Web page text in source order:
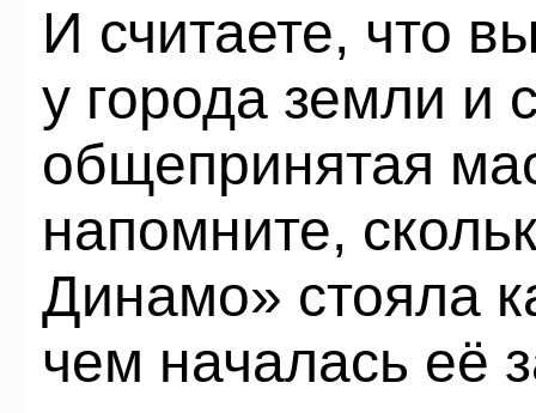
И считаете, что
у города земли и
общепринятая
напомните,
Динамо» стояла
чем началась её